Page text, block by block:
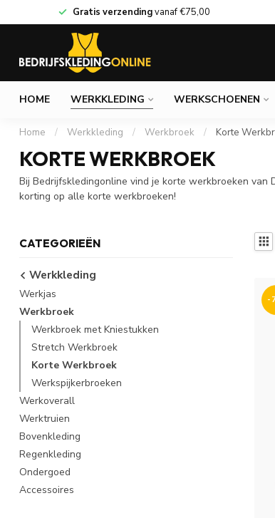
Gratis verzendingvanaf€75,00
HOME WERKKLEDING WERKSCHOENEN
Home / Werkkleding / Werkbroek / Korte
KORTE WERKBROEK
Bij Bedrijfskledingonline vind je korte werkbroeken van
korting op alle korte werkbroeken!
CATEGORIEËN
Werkkleding
Werkjas
Werkbroek
Werkbroek met Kniestukken
Stretch Werkbroek
Korte Werkbroek
Werkspijkerbroeken
Werkoverall
Werktruien
Bovenkleding
Regenkleding
Ondergoed
Accessoires
-